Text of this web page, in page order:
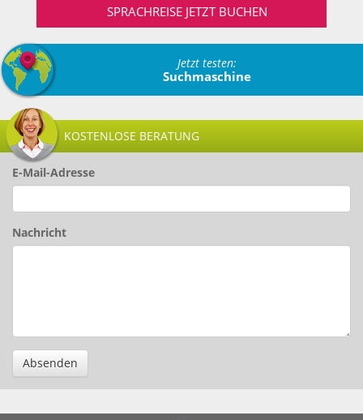
SPRACHREISE JETZT BUCHEN
Jetzt testen:
Suchmaschine
KOSTENLOSE BERATUNG
E-Mail-Adresse
Nachricht
Absenden